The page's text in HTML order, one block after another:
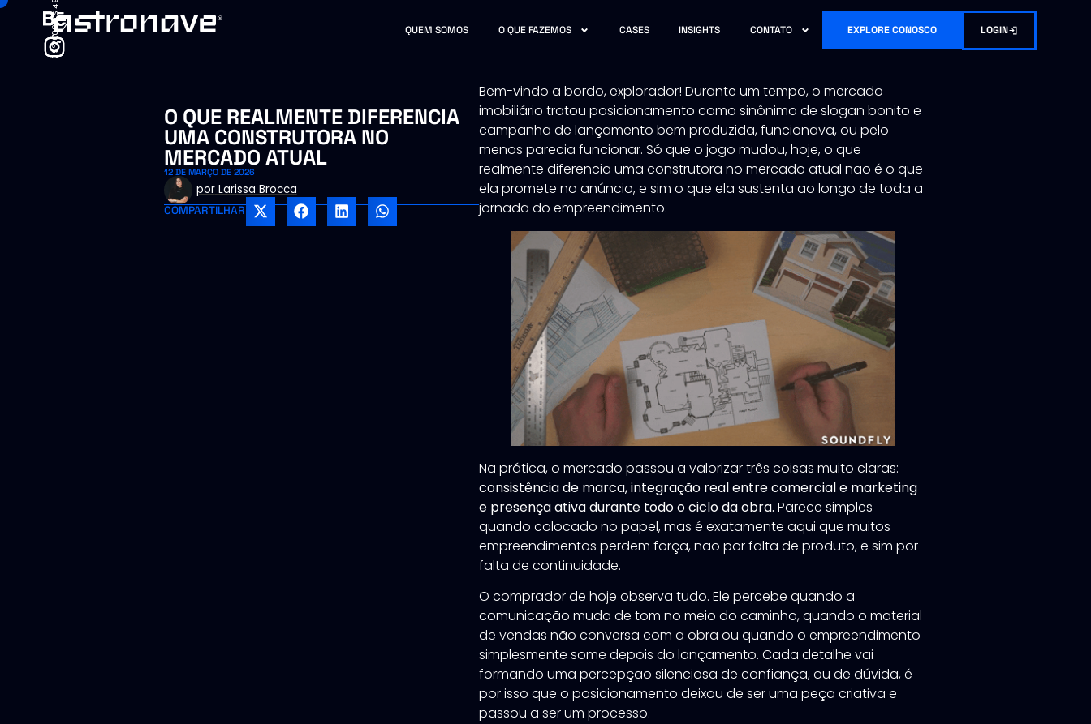
QUEM SOMOS O QUE FAZEMOS CASES INSIGHTS CONTATO EXPLORE CONOSCO LOGIN
O QUE REALMENTE DIFERENCIA
UMA CONSTRUTORA NO
MERCADO ATUAL
12 DE MARÇO DE 2026
porLarissa Brocca
COMPARTILHAR
Bem-vindo a bordo, explorador! Durante um tempo, o mercado
imobiliário tratou posicionamento como sinônimo de slogan bonito e
campanha de lançamento bem produzida, funcionava, ou pelo
menos parecia funcionar. Só que o jogo mudou, hoje, o que
realmente diferencia uma construtora no mercado atual não é o que
ela promete no anúncio, e sim o que ela sustenta ao longo de toda a
jornada do empreendimento.
Na prática, o mercado passou a valorizar três coisas muito claras:
consistência de marca, integração real entre comercial e marketing
e presença ativa durante todo o ciclo da obra.Parece simples
quando colocado no papel, mas é exatamente aqui que muitos
empreendimentos perdem força, não por falta de produto, e sim por
falta de continuidade.
O comprador de hoje observa tudo. Ele percebe quando a
comunicação muda de tom no meio do caminho, quando o material
de vendas não conversa com a obra ou quando o empreendimento
simplesmente some depois do lançamento. Cada detalhe vai
formando uma percepção silenciosa de confiança, ou de dúvida, é
por isso que o posicionamento deixou de ser uma peça criativa e
passou a ser um processo.